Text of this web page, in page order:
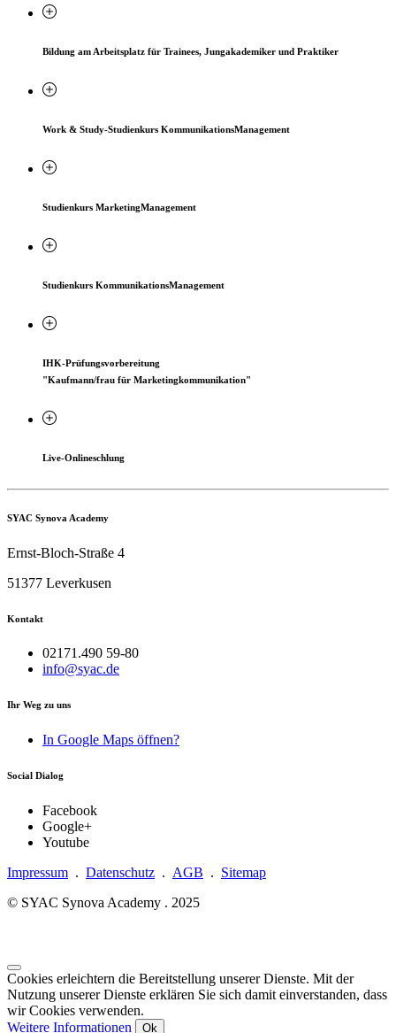
Bildung am Arbeitsplatz für Trainees, Jungakademiker und Praktiker
Work & Study-Studienkurs KommunikationsManagement
Studienkurs MarketingManagement
Studienkurs KommunikationsManagement
IHK-Prüfungsvorbereitung
"Kaufmann/frau für Marketingkommunikation"
Live-Onlineschlung
SYAC Synova Academy
Ernst-Bloch-Straße 4
51377 Leverkusen
Kontakt
02171.490 59-80
info@syac.de
Ihr Weg zu uns
In Google Maps öffnen?
Social Dialog
Facebook
Google+
Youtube
Impressum . Datenschutz . AGB . Sitemap
© SYAC Synova Academy . 2025
Cookies erleichtern die Bereitstellung unserer Dienste. Mit der
Nutzung unserer Dienste erklären Sie sich damit einverstanden, dass
wir Cookies verwenden.
Weitere Informationen
Ok